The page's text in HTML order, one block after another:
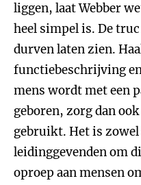
liggen, laat Webber
heel simpel is. De
durven laten zien.
functiebeschrijving
mens wordt met een
geboren, zorg dan
gebruikt. Het is zowel
leidinggevenden om
oproep aan mensen